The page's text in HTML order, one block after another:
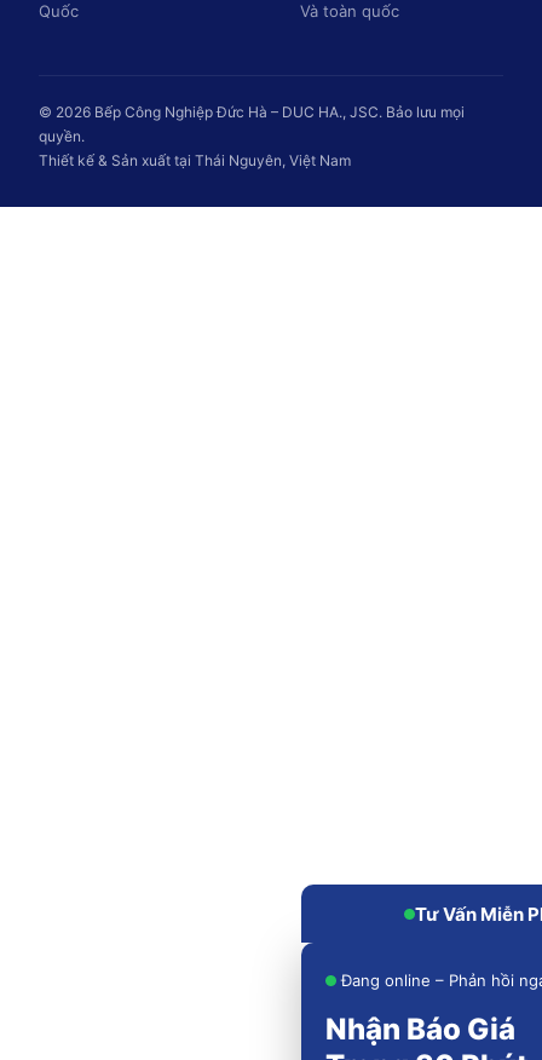
Quốc
Và toàn quốc
© 2026 Bếp Công Nghiệp Đức Hà – DUC HA., JSC. Bảo lưu mọi
quyền.
Thiết kế & Sản xuất tại Thái Nguyên, Việt Nam
Tư Vấn Miễn
Đang online – Phản hồi
Nhận Báo Giá